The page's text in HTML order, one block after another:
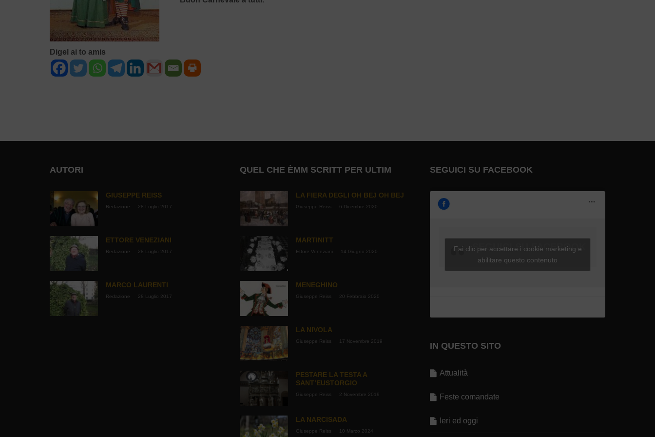
Digel ai to amis
AUTORI
GIUSEPPE REISS
Redazione 28 Luglio 2017
ETTORE VENEZIANI
Redazione 28 Luglio 2017
MARCO LAURENTI
Redazione 28 Luglio 2017
QUEL CHE ÈMM SCRITT PER ULTIM
LA FIERA DEGLI OH BEJ OH BEJ
Giuseppe Reiss 6 Dicembre 2020
MARTINITT
Ettore Veneziani 14 Giugno 2020
MENEGHINO
Giuseppe Reiss 20 Febbraio 2020
LA NIVOLA
Giuseppe Reiss 17 Novembre 2019
PESTARE LA TESTA A
SANT’EUSTORGIO
Giuseppe Reiss 2 Novembre 2019
LA NARCISADA
Giuseppe Reiss 10 Marzo 2024
SEGUICI SU FACEBOOK
SEGUICI SU FACEBOOK
Fai clic per accettare i cookie marketing e
abilitare questo contenuto
IN QUESTO SITO
Attualità
Feste comandate
Ieri ed oggi